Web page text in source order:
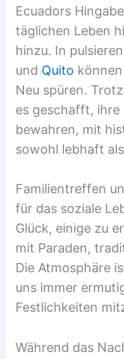
Ecuadors
täglichen Leben
hinzu. In
und Quito
Neu spüren.
es geschafft, ihre
bewahren, mit
sowohl lebhaft
Familientreffen
für das soziale
Glück, einige zu
mit Paraden,
Die Atmosphäre
uns immer
Festlichkeiten
Während das